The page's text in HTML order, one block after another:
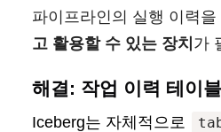
파이프라인의 실행 이력을
고 활용할 수 있는 장치 가
해결: 작업 이력 테이
Iceberg는 자체적으로